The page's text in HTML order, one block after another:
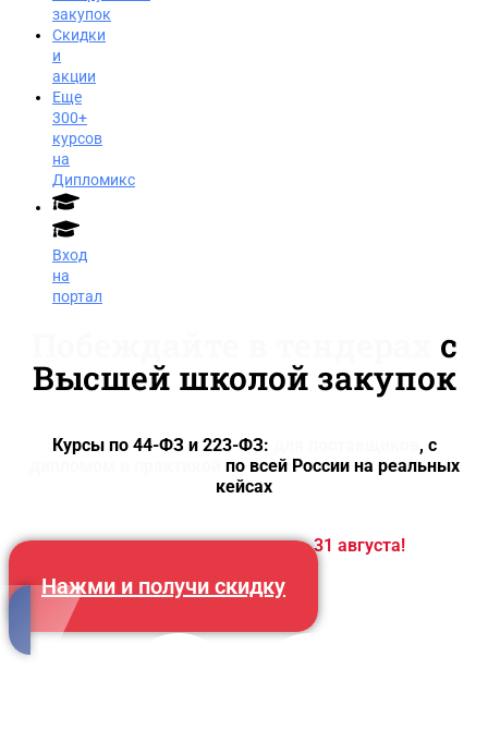
закупок
Скидки
и
акции
Еще
300+
курсов
на
Дипломикс
Вход
на
портал
с
Высшей школой закупок
Курсы по 44-ФЗ и 223-ФЗ:
, с
по всей России на реальных
кейсах
Возможность закрывается31 августа!
Нажми и получи скидку